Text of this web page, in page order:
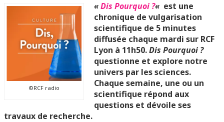
©RCF radio
«Dis Pourquoi ?« est une
chronique de vulgarisation
scientifique de 5 minutes
diffusée chaque mardi sur RCF
Lyon à 11h50.Dis Pourquoi ?
questionne et explore notre
univers par les sciences.
Chaque semaine, une ou un
scientifique répond aux
questions et dévoile ses
travaux de recherche.